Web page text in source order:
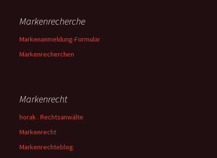
Markenrecherche
Markenanmeldung-Formular
Markenrecherchen
Markenrecht
horak . Rechtsanwälte
Markenrecht
Markenrechteblog